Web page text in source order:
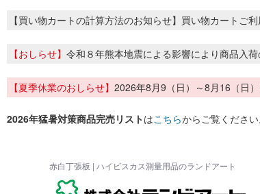
【買い物カートの計算方法のお知らせ】買い物カートご
【おしらせ】 令和８年熊本地震による影響により商品入
【夏季休業のおしらせ】 2026年8月9（日）～8月16（日
2026年猛暑対策商品完売リストはこちらからご覧ください
赤白丁張板 | ハイビスカス測量用品のランドアート